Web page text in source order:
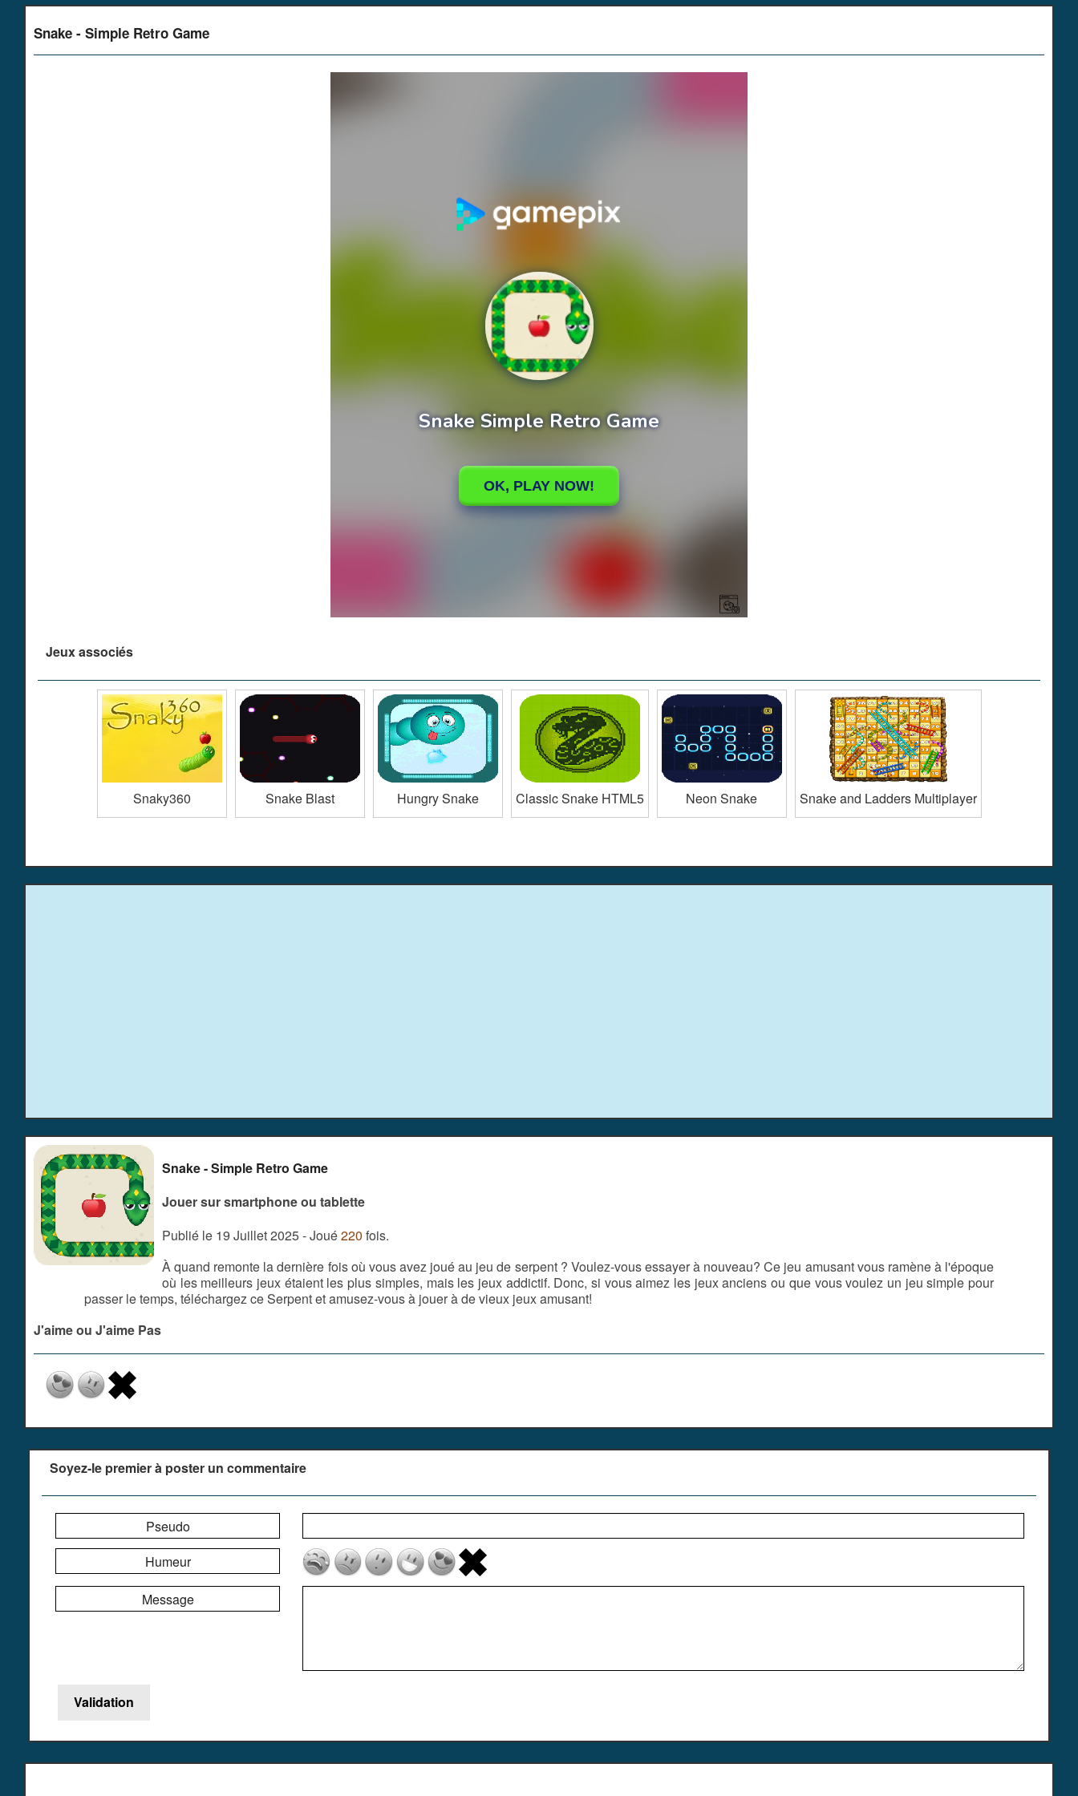
Snake - Simple Retro Game
Jeux associés
Snaky360 Snake Blast Hungry Snake Classic Snake HTML5 Neon Snake Snake and Ladders Multiplayer
Snake - Simple Retro Game
Jouer sur smartphone ou tablette
Publié le 19 Juillet 2025 - Joué220 fois.
À quand remonte la dernière fois où vous avez joué au jeu de serpent ? Voulez-vous essayer à nouveau? Ce jeu amusant vous ramène à l'époque
où les meilleurs jeux étaient les plus simples, mais les jeux addictif. Donc, si vous aimez les jeux anciens ou que vous voulez un jeu simple pour
passer le temps, téléchargez ce Serpent et amusez-vous à jouer à de vieux jeux amusant!
J'aime ou J'aime Pas
Soyez-le premier à poster un commentaire
Pseudo
Humeur
Message